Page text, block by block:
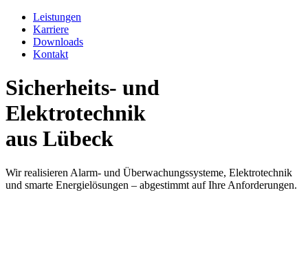
Leistungen
Karriere
Downloads
Kontakt
Sicherheits- und
Elektrotechnik
aus Lübeck
Wir realisieren Alarm- und Überwachungssysteme, Elektrotechnik
und smarte Energielösungen – abgestimmt auf Ihre Anforderungen.